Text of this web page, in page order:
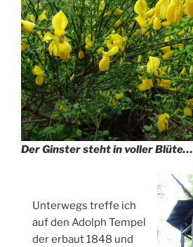
Der Ginster steht in voller Blüte…
Unterwegs treffe ich
auf den Adolph Tempel
der erbaut 1848 und